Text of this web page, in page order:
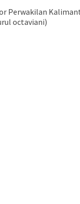
octaviani)